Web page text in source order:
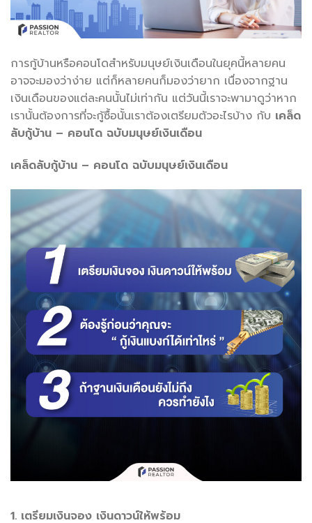
การกู้บ้านหรือคอนโดสำหรับมนุษย์เงินเดือนในยุคนี้หลายคน
อาจจะมองว่าง่าย แต่ก็หลายคนก็มองว่ายาก เนื่องจากฐาน
เงินเดือนของแต่ละคนนั้นไม่เท่ากัน แต่วันนี้เราจะพามาดูว่าหาก
เรานั้นต้องการที่จะกู้ซื้อนั้นเราต้องเตรียมตัวอะไรบ้าง กับ เคล็ด
ลับกู้บ้าน – คอนโด ฉบับมนุษย์เงินเดือน
เคล็ดลับกู้บ้าน – คอนโด ฉบับมนุษย์เงินเดือน
1. เตรียมเงินจอง เงินดาวน์ให้พร้อม